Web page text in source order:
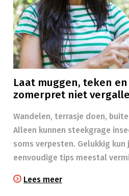
Laat muggen, teken
zomerpret niet
Wandelen, terrasje doen,
Alleen kunnen steekgrage
soms verpesten. Gelukkig
eenvoudige tips meestal
Lees meer